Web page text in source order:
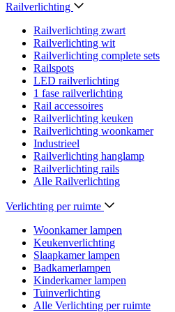
Railverlichting
Railverlichting zwart
Railverlichting wit
Railverlichting complete sets
Railspots
LED railverlichting
1 fase railverlichting
Rail accessoires
Railverlichting keuken
Railverlichting woonkamer
Industrieel
Railverlichting hanglamp
Railverlichting rails
Alle Railverlichting
Verlichting per ruimte
Woonkamer lampen
Keukenverlichting
Slaapkamer lampen
Badkamerlampen
Kinderkamer lampen
Tuinverlichting
Alle Verlichting per ruimte